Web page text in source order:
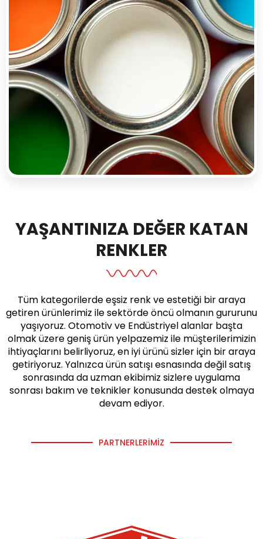
YAŞANTINIZA DEĞER KATAN
RENKLER
Tüm kategorilerde eşsiz renk ve estetiği bir araya
getiren ürünlerimiz ile sektörde öncü olmanın gururunu
yaşıyoruz. Otomotiv ve Endüstriyel alanlar başta
olmak üzere geniş ürün yelpazemiz ile müşterilerimizin
ihtiyaçlarını belirliyoruz, en iyi ürünü sizler için bir araya
getiriyoruz. Yalnızca ürün satışı esnasında değil satış
sonrasında da uzman ekibimiz sizlere uygulama
sonrası bakım ve teknikler konusunda destek olmaya
devam ediyor.
PARTNERLERIMIZ